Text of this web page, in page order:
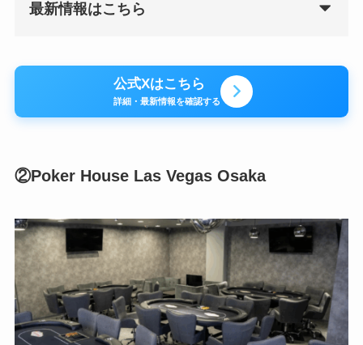
最新情報はこちら
公式Xはこちら
詳細・最新情報を確認する
②Poker House Las Vegas Osaka